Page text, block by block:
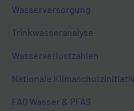
Wasserversorgung
Trinkwasseranalyse
Wasserverlustzahlen
Nationale
FAQ Wasser & PFAS
Ich bin EVL Kund:in